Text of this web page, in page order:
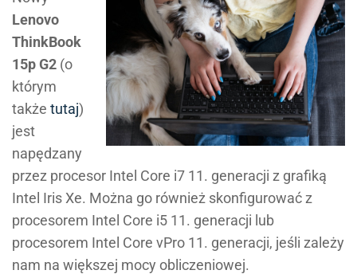
Lenovo
ThinkBook
15p G2 (o
którym
także tutaj)
jest
napędzany
przez procesor Intel Core i7 11. generacji z grafiką
Intel Iris Xe. Można go również skonfigurować z
procesorem Intel Core i5 11. generacji lub
procesorem Intel Core vPro 11. generacji, jeśli zależy
nam na większej mocy obliczeniowej.